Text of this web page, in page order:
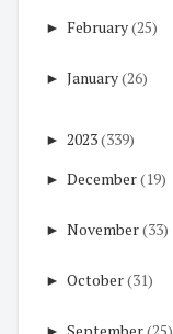
► February(25)
► January(26)
► 2023(339)
► December(19)
► November(33)
► October(31)
► September(25)